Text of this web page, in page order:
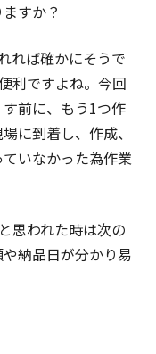
すか？
れば確かにそうで
利ですよね。今回
前に、もう1つ作
に到着し、作成、
いなかった為作業
思われた時は次の
納品日が分かり易